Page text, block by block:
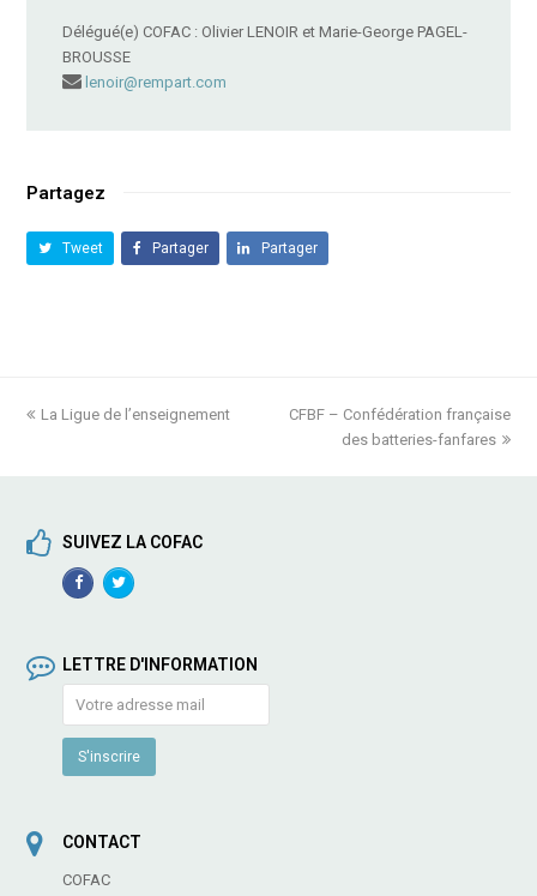
Délégué(e) COFAC : Olivier LENOIR et Marie-George PAGEL-
BROUSSE
lenoir@rempart.com
Partagez
Tweet Partager Partager
previous
La Ligue de l’enseignement
next
CFBF – Confédération française
des batteries-fanfares
SUIVEZ LA COFAC
FacebookTwitterProfile
LETTRE D'INFORMATION
CONTACT
COFAC